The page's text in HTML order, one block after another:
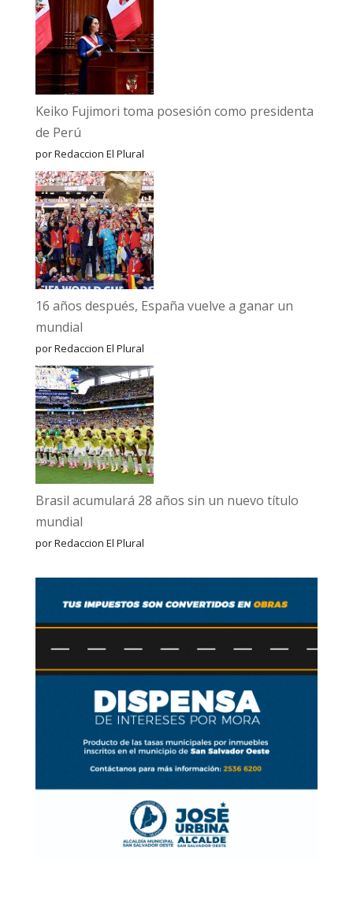
Keiko Fujimori toma posesión como presidenta
de Perú
por Redaccion El Plural
16 años después, España vuelve a ganar un
mundial
por Redaccion El Plural
Brasil acumulará 28 años sin un nuevo título
mundial
por Redaccion El Plural